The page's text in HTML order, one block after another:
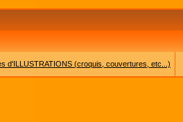
d'ILLUSTRATIONS (croquis, couvertures, etc...)